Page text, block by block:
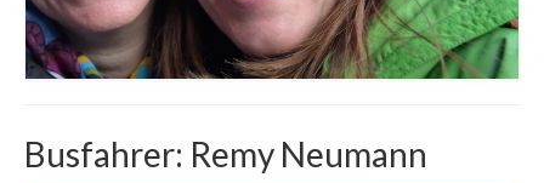
Busfahrer: Remy Neumann